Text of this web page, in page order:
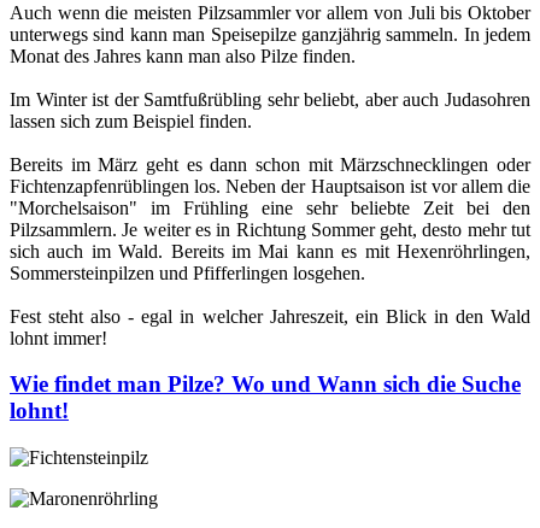
Auch wenn die meisten Pilzsammler vor allem von Juli bis Oktober
unterwegs sind kann man Speisepilze ganzjährig sammeln. In jedem
Monat des Jahres kann man also Pilze finden.
Im Winter ist der Samtfußrübling sehr beliebt, aber auch Judasohren
lassen sich zum Beispiel finden.
Bereits im März geht es dann schon mit Märzschnecklingen oder
Fichtenzapfenrüblingen los. Neben der Hauptsaison ist vor allem die
"Morchelsaison" im Frühling eine sehr beliebte Zeit bei den
Pilzsammlern. Je weiter es in Richtung Sommer geht, desto mehr tut
sich auch im Wald. Bereits im Mai kann es mit Hexenröhrlingen,
Sommersteinpilzen und Pfifferlingen losgehen.
Fest steht also - egal in welcher Jahreszeit, ein Blick in den Wald
lohnt immer!
Wie findet man Pilze? Wo und Wann sich die Suche
lohnt!